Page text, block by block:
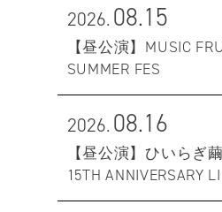
2026.08.15
【昼公演】MUSIC
SUMMER FES
2026.08.16
【昼公演】ひいらぎ
15TH ANNIVERSARY